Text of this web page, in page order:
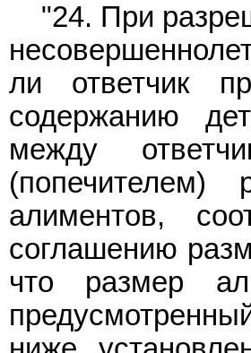
"24. При
ли ответчик
содержанию
между
алиментов,
соглашению
что размер